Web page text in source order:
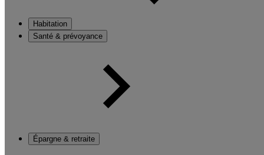
Habitation
Santé & prévoyance
Épargne & retraite